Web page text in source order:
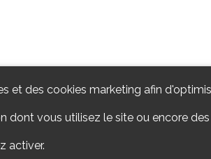
et des cookies marketing afin
dont vous utilisez le site ou encore
activer.